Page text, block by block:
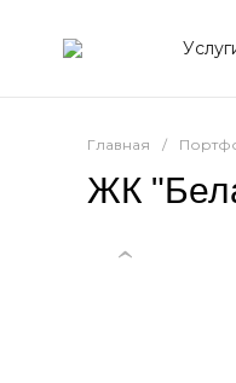
Главная /
ЖК
‹